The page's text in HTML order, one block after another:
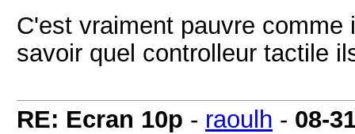
C'est vraiment pauvre
savoir quel controlleur tactile
RE: Ecran 10p - raoulh - 08-